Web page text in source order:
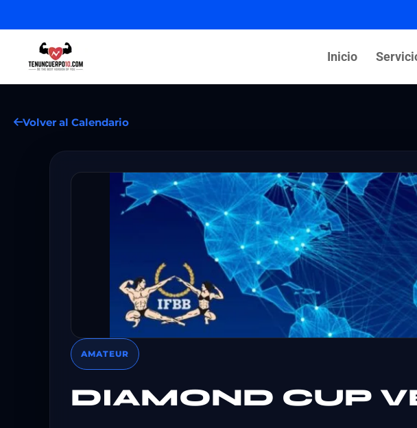
Inicio
Volver al Calendario
AMATEUR
DIAMOND CUP